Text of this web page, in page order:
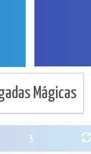
Mágicas
3